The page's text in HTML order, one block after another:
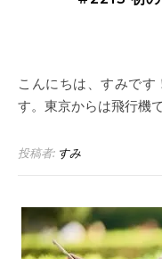
こんにちは、すみです！ （たぶん）人生初の岡山へ行きま
す。東京からは飛行機
投稿者: すみ